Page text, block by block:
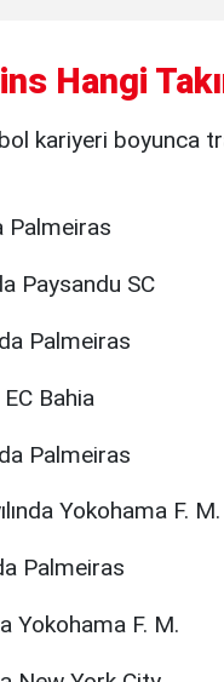
Hangi
kariyeri boyunca
Palmeiras
Paysandu SC
Palmeiras
Bahia
Palmeiras
Yokohama F. M.
Palmeiras
Yokohama F. M.